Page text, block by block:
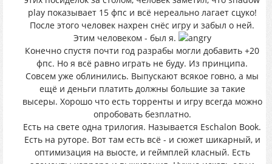
play показывает 15 фпс и всё нереально лагает сцуко!
После этого человек нахрен снёс игру и забыл о ней.
Этим человеком - был я.
Конечно спустя почти год разрабы могли добавить +20
фпс. Но я всё равно играть не буду. Из принципа.
Совсем уже облинились. Выпускают всякое говно, а мы
ещё и деньги платить должны большие за такие
высеры. Хорошо что есть торренты и игру всегда можно
опробовать безплатно.
Есть на свете одна трилогия. Называется Eschalon Book.
Есть на руторе. Вот там есть всё - и сюжет шикарный, и
оптимизация на выосте, и геймплей класный. Есть